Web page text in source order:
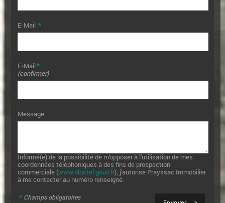
E-Mail *
E-Mail*
(confirmer)
Message
Informé(e) de la possibilité de m'opposer à l'utilisation de mes
coordonnées téléphoniques à des fins de prospection
commerciale (www.bloctel.gouv.fr), j'autorise Prayssac Immobilier
à me contacter au numéro renseigné.
* Champs obligatoires